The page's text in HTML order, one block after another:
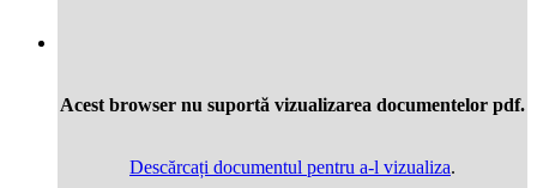
Acest browser nu suportă vizualizarea documentelor pdf.
Descărcați documentul pentru a-l vizualiza.